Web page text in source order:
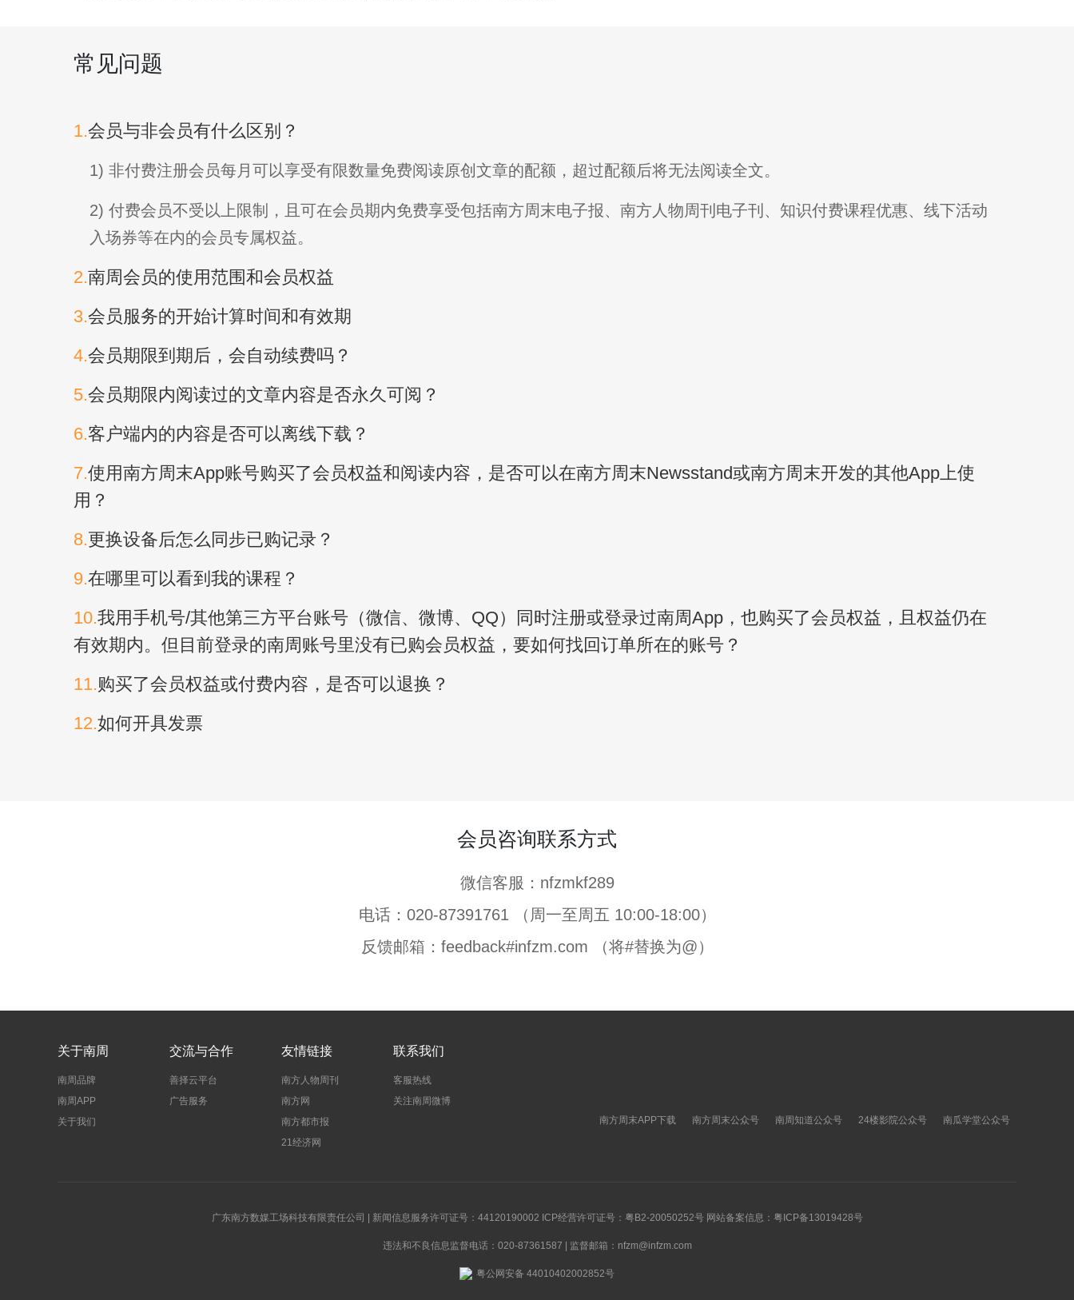
常见问题
1.会员与非会员有什么区别？
1) 非付费注册会员每月可以享受有限数量免费阅读原创文章的配额，超过配额后将无法阅读全文。
2) 付费会员不受以上限制，且可在会员期内免费享受包括南方周末电子报、南方人物周刊电子刊、知识付费课程优惠、线下活动
入场券等在内的会员专属权益。
2.南周会员的使用范围和会员权益
3.会员服务的开始计算时间和有效期
4.会员期限到期后，会自动续费吗？
5.会员期限内阅读过的文章内容是否永久可阅？
6.客户端内的内容是否可以离线下载？
7.使用南方周末App账号购买了会员权益和阅读内容，是否可以在南方周末Newsstand或南方周末开发的其他App上使
用？
8.更换设备后怎么同步已购记录？
9.在哪里可以看到我的课程？
10.我用手机号/其他第三方平台账号（微信、微博、QQ）同时注册或登录过南周App，也购买了会员权益，且权益仍在
有效期内。但目前登录的南周账号里没有已购会员权益，要如何找回订单所在的账号？
11.购买了会员权益或付费内容，是否可以退换？
12.如何开具发票
会员咨询联系方式
微信客服：nfzmkf289
电话：020-87391761 （周一至周五 10:00-18:00）
反馈邮箱：feedback#infzm.com （将#替换为@）
关于南周
南周品牌
南周APP
关于我们
交流与合作
善择云平台
广告服务
友情链接
南方人物周刊
南方网
南方都市报
21经济网
联系我们
客服热线
关注南周微博
南方周末APP下载
南方周末公众号 南周知道公众号 24楼影院公众号 南瓜学堂公众号
广东南方数媒工场科技有限责任公司 | 新闻信息服务许可证号：44120190002 ICP经营许可证号：粤B2-20050252号 网站备案信息： 粤ICP备13019428号
违法和不良信息监督电话：020-87361587 | 监督邮箱：nfzm@infzm.com
粤公网安备 44010402002852号